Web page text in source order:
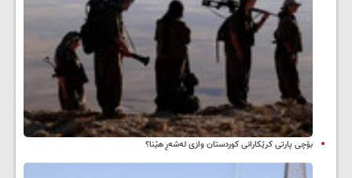
بۆچی پارتی کرێکارانی کوردستان وازی لەشەڕ هێنا؟